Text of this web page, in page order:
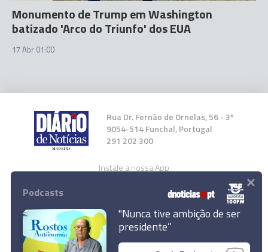
EUA atacam nova embarcação no Pacífico e
Monumento de Trump em Washington
batizado 'Arco do Triunfo' dos EUA
17 Abr 01:00
Rua Dr. Fernão de Ornelas, 56 - 3º
9054-514 Funchal, Portugal
291 202 300
Instale a nossa App
© 2026 Empresa Diário de Notícias, Lda.
Podcasts
"Nunca tive ambição de ser
presidente”
×